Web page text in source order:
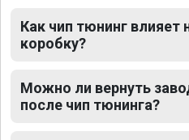
Как чип тюнинг влияет
коробку?
Можно ли вернуть
после чип тюнинга?